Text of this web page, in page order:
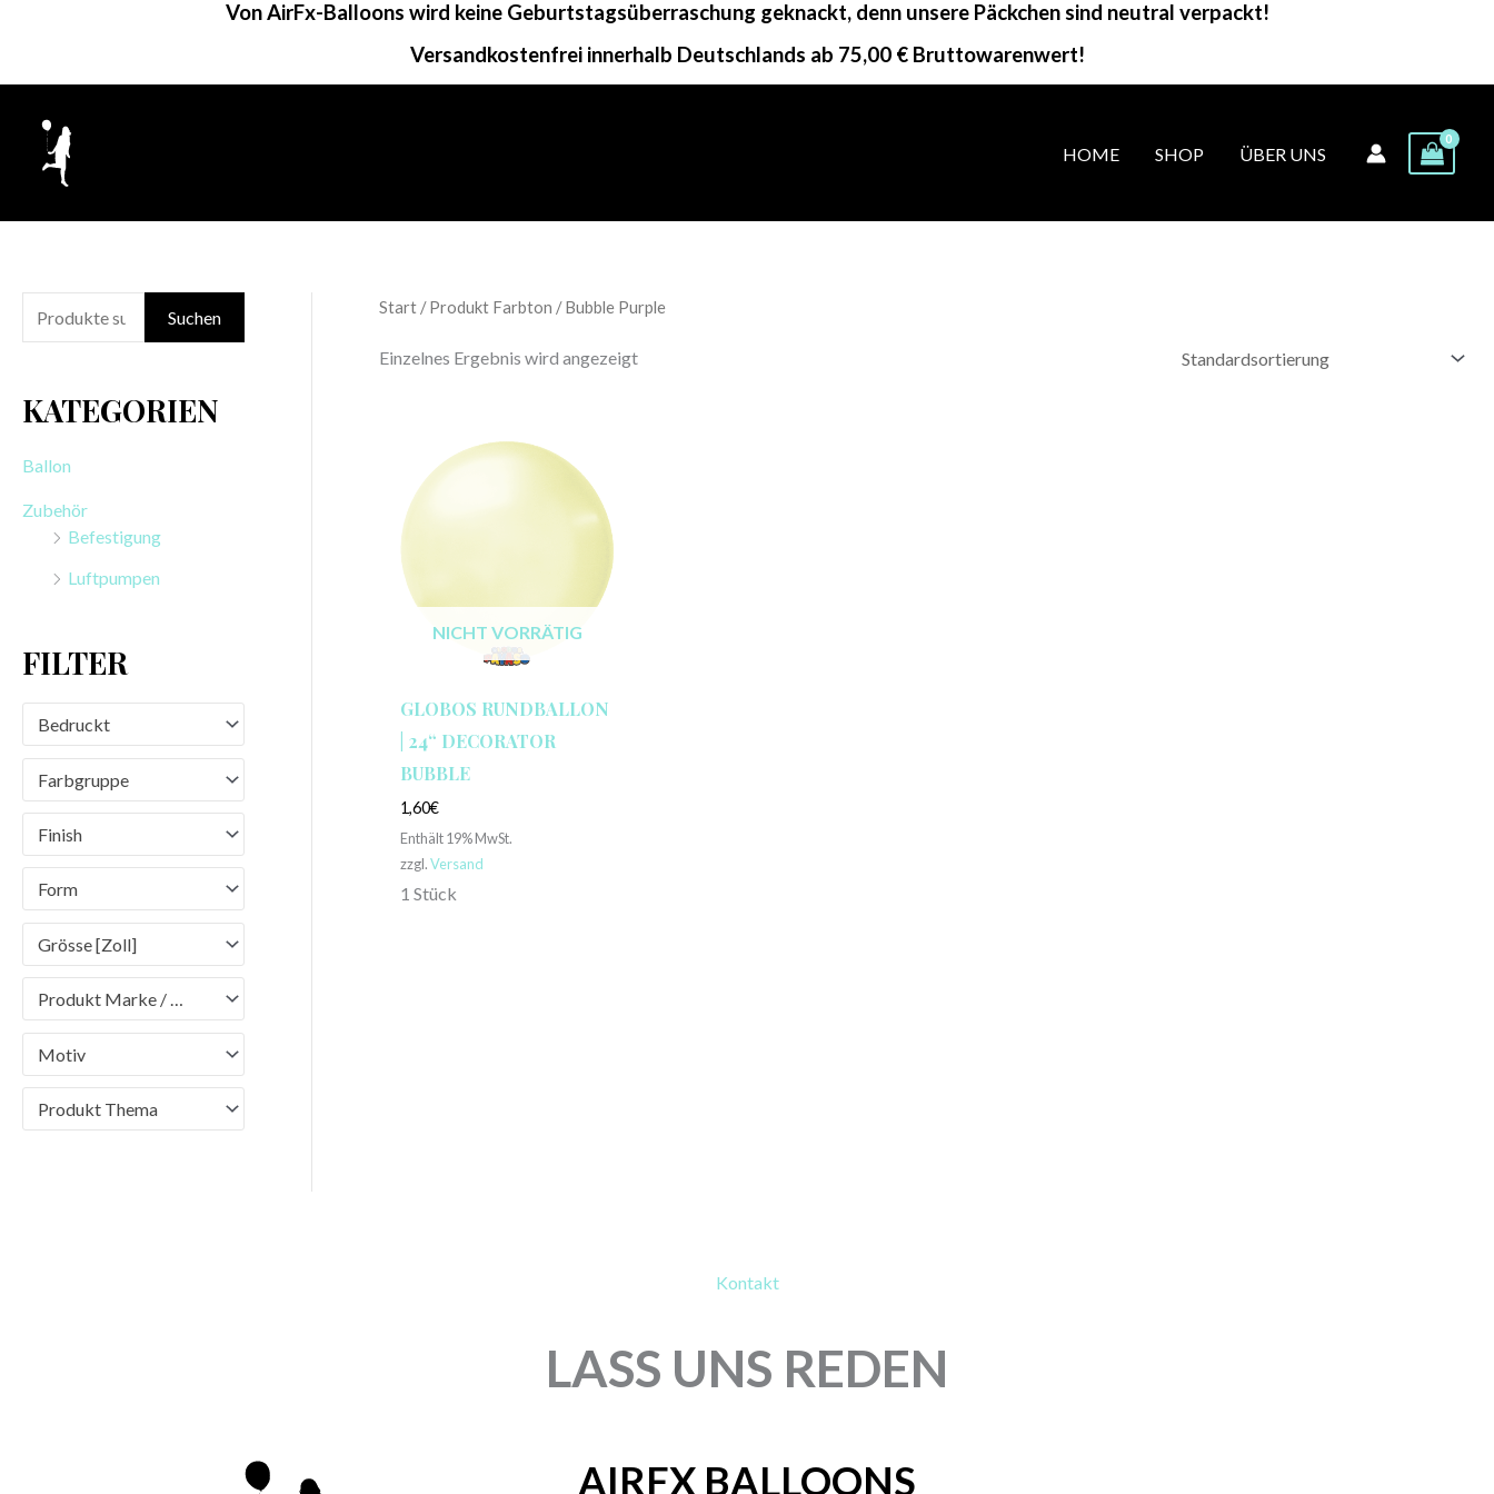
springen
Von AirFx-Balloons wird keine Geburtstagsüberraschung geknackt, denn unsere Päckchen sind neutral verpackt!
Versandkostenfrei innerhalb Deutschlands ab 75,00 € Bruttowarenwert!
HOME SHOP ÜBER UNS
u
h
n
Suchen
KATEGORIEN
Ballon
Zubehör
Befestigung
Luftpumpen
FILTER
Bedruckt
Farbgruppe
Finish
Form
Grösse [Zoll]
Produkt Marke / Brand
Motiv
Produkt Thema
Start/ Produkt Farbton / Bubble Purple
Einzelnes Ergebnis wird angezeigt
NICHT VORRÄTIG
GLOBOS RUNDBALLON
| 24“ DECORATOR
BUBBLE
1,60€
Enthält 19% MwSt.
zzgl.Versand
1 Stück
Kontakt
LASS UNS REDEN
AIRFX BALLOONS